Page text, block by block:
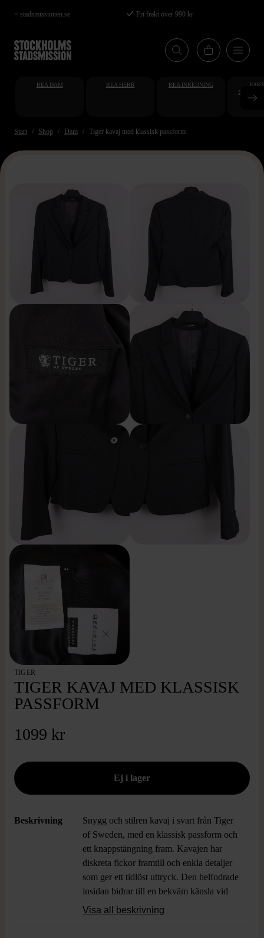
Hoppa
till
huvudinnehåll
< stadsmissionen.se Fri frakt över 990 kr
REA DAM REA HERR REA INREDNING
Start Shop Dam Tiger kavaj med klassisk passform
TIGER
TIGER KAVAJ MED KLASSISK
PASSFORM
1099 kr
Beskrivning
Snygg och stilren kavaj i svart från Tiger
of Sweden, med en klassisk passform och
ett knappstängning fram. Kavajen har
diskreta fickor framtill och enkla detaljer
som ger ett tidlöst uttryck. Den helfodrade
insidan bidrar till en bekväm känsla vid
användning och kvalitetskänslan märks
Visa all beskrivning